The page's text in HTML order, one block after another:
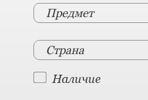
Предмет
Страна
Наличие